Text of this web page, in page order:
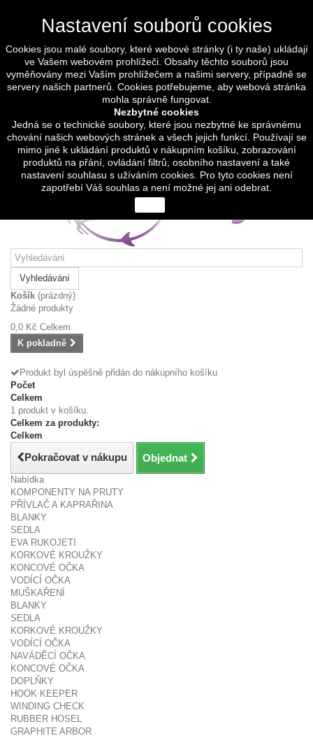
CZK
Czech koruna (CZK)
Euro (EUR)
Čeština
Čeština
English
Zavolejte nám:
(+420) 774 317 248
Vyhledávání
Košík (prázdný)
Žádné produkty
0,0 Kč Celkem
K pokladně
Produkt byl úspěšně přidán do nákupního košíku
Počet
Celkem
1 produkt v košíku.
Celkem za produkty:
Celkem
Pokračovat v nákupu Objednat
Nabídka
KOMPONENTY NA PRUTY
PŘÍVLAČ A KAPRAŘINA
BLANKY
SEDLA
EVA RUKOJETI
KORKOVÉ KROUŽKY
KONCOVÉ OČKA
VODÍCÍ OČKA
MUŠKAŘENÍ
BLANKY
SEDLA
KORKOVÉ KROUŽKY
VODÍCÍ OČKA
NAVÁDĚCÍ OČKA
KONCOVÉ OČKA
DOPLŇKY
HOOK KEEPER
WINDING CHECK
RUBBER HOSEL
GRAPHITE ARBOR
Nastavení souborů cookies
Cookies jsou malé soubory, které webové stránky (i ty naše) ukládají
ve Vašem webovém prohlížeči. Obsahy těchto souborů jsou
vyměňovány mezi Vaším prohlížečem a našimi servery, případně se
servery našich partnerů. Cookies potřebujeme, aby webová stránka
mohla správně fungovat.
Nezbytné cookies
Jedná se o technické soubory, které jsou nezbytné ke správnému
chování našich webových stránek a všech jejich funkcí. Používají se
mimo jiné k ukládání produktů v nákupním košíku, zobrazování
produktů na přání, ovládání filtrů, osobního nastavení a také
nastavení souhlasu s užíváním cookies. Pro tyto cookies není
zapotřebí Váš souhlas a není možné jej ani odebrat.